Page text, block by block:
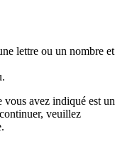
lettre ou un nombre et
vous avez indiqué est un
veuillez